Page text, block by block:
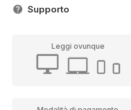
Supporto
Leggi ovunque